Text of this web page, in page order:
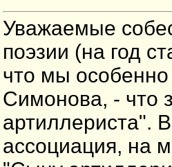
Уважаемые
поэзии (на год
что мы
Симонова, - что
артиллериста".
ассоциация, на